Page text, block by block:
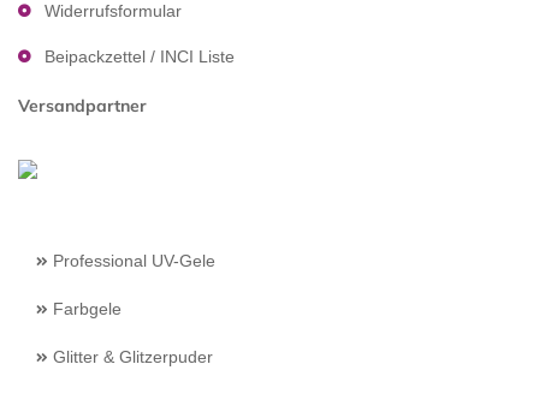
Widerrufsformular
Beipackzettel / INCI Liste
Versandpartner
Professional UV-Gele
Farbgele
Glitter & Glitzerpuder